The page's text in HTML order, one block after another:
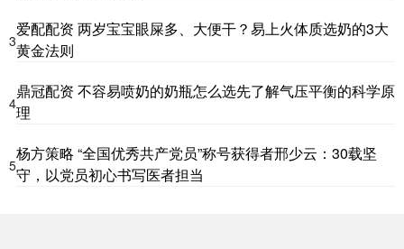
3
爱配配资 两岁宝宝眼屎多、大便干？易上火体质选奶的3大
黄金法则
4
鼎冠配资 不容易喷奶的奶瓶怎么选先了解气压平衡的科学原
理
5
杨方策略 “全国优秀共产党员”称号获得者邢少云：30载坚
守，以党员初心书写医者担当